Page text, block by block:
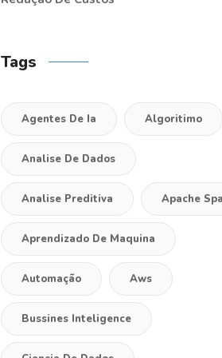
Tags
Agentes De Ia Algoritimo
Analise De Dados
Analise Preditiva Apache
Aprendizado De Maquina
Automação Aws
Bussines Inteligence